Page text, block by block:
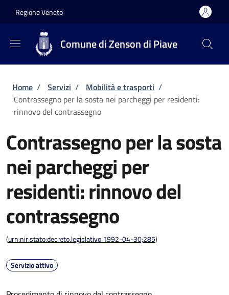
Regione Veneto
Comune di Zenson di Piave
Briciole di pane
Home / Servizi / Mobilità e trasporti /
Contrassegno per la sosta nei parcheggi per residenti:
rinnovo del contrassegno
Contrassegno per la sosta
nei parcheggi per
residenti: rinnovo del
contrassegno
(urn:nir:stato:decreto.legislativo:1992-04-30;285)
Servizio attivo